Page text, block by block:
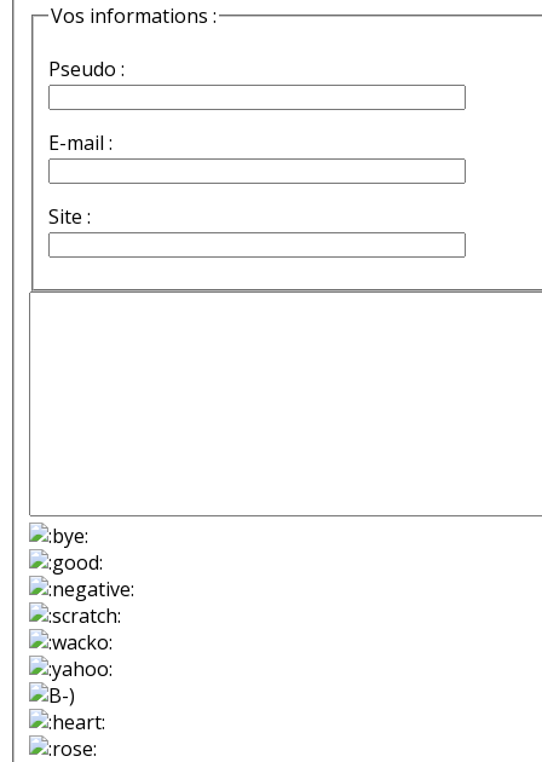
Vos informations :
Pseudo :
E-mail :
Site :